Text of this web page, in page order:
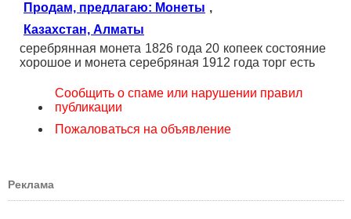
Продам, предлагаю: Монеты ,
Казахстан, Алматы
серебрянная монета 1826 года 20 копеек состояние
хорошое и монета серебряная 1912 года торг есть
Сообщить о спаме или нарушении правил
публикации
Пожаловаться на объявление
Реклама